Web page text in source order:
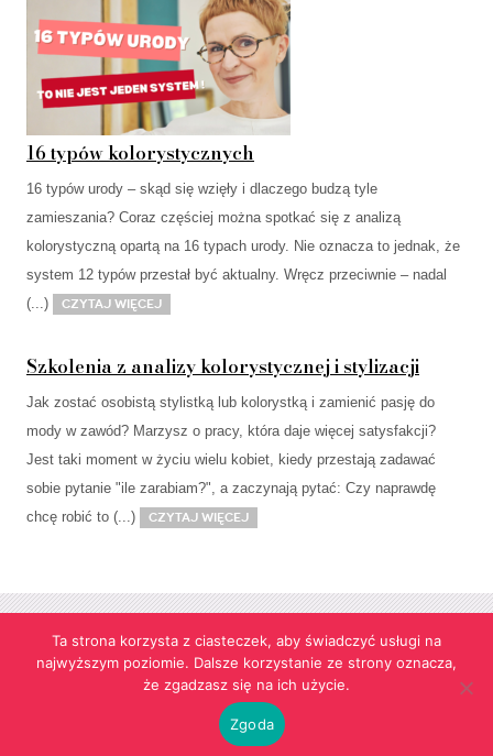
16 typów kolorystycznych
16 typów urody – skąd się wzięły i dlaczego budzą tyle
zamieszania? Coraz częściej można spotkać się z analizą
kolorystyczną opartą na 16 typach urody. Nie oznacza to jednak, że
system 12 typów przestał być aktualny. Wręcz przeciwnie – nadal
(...)
Czytaj więcej
Szkolenia z analizy kolorystycznej i stylizacji
Jak zostać osobistą stylistką lub kolorystką i zamienić pasję do
mody w zawód? Marzysz o pracy, która daje więcej satysfakcji?
Jest taki moment w życiu wielu kobiet, kiedy przestają zadawać
sobie pytanie "ile zarabiam?", a zaczynają pytać: Czy naprawdę
chcę robić to (...)
Czytaj więcej
Ta strona korzysta z ciasteczek, aby świadczyć usługi na
najwyższym poziomie. Dalsze korzystanie ze strony oznacza,
że zgadzasz się na ich użycie.
Zgoda
Strona korzysta z informacji przechowywanych w plikach cookies w celach
funkcjonalnych oraz statystycznych.
agencja reklamowa Gliwice